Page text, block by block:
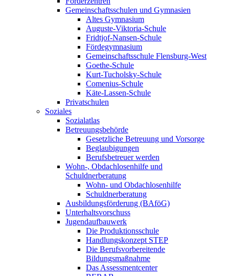
Gemeinschaftsschulen und Gymnasien
Altes Gymnasium
Auguste-Viktoria-Schule
Fridtjof-Nansen-Schule
Fördegymnasium
Gemeinschaftsschule Flensburg-West
Goethe-Schule
Kurt-Tucholsky-Schule
Comenius-Schule
Käte-Lassen-Schule
Privatschulen
Soziales
Sozialatlas
Betreuungsbehörde
Gesetzliche Betreuung und Vorsorge
Beglaubigungen
Berufsbetreuer werden
Wohn-, Obdachlosenhilfe und
Schuldnerberatung
Wohn- und Obdachlosenhilfe
Schuldnerberatung
Ausbildungsförderung (BAföG)
Unterhaltsvorschuss
Jugendaufbauwerk
Die Produktionsschule
Handlungskonzept STEP
Die Berufsvorbereitende
Bildungsmaßnahme
Das Assessmentcenter